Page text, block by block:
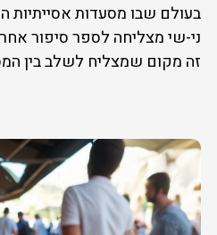
בעולם שבו מסעדות אסייתיות
ני-שי מצליחה לספר סיפור
זה מקום שמצליח לשלב בין